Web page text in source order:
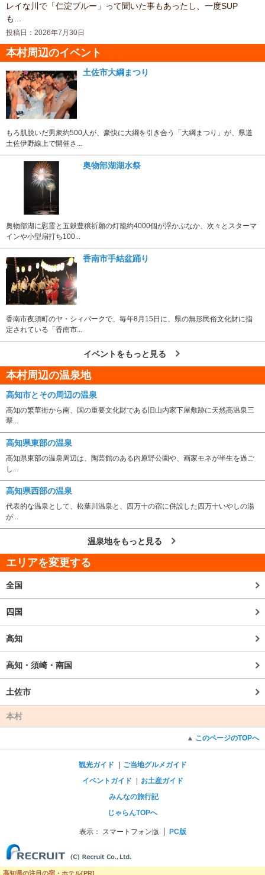
レイな川で「仁淀ブルー」って聞いた事もあったし、一度SUP
も...
投稿日：2026年7月30日
本村周辺のイベント
土佐市大綱まつり
もろ肌脱いだ男衆約500人が、豪快に大綱を引き合う「大綱まつり」が、県道
土佐伊野線上で開催さ...
奥物部湖湖水祭
奥物部湖に慰霊と五穀豊穣祈願の灯籠約4000個が浮かぶなか、次々とスターマ
インや小型扇打ち100...
香南市手結盆踊り
香南市夜須町のヤ・シィパークで、毎年8月15日に、県の無形民俗文化財に指
定されている「香南市...
イベントをもっと見る
本村周辺の温泉地
高知市とその周辺の温泉
高知の繁華街から南、国の重要文化財である旧山内家下屋敷跡に天然高温泉三
翠...
高知県東部の温泉
高知県東部の温泉周辺は、陶芸館のある内原野公園や、画家モネが半生を過ご
し...
高知県西部の温泉
代表的な温泉として、松葉川温泉と、四万十の宿に併設した四万十いやしの湯
が...
温泉地をもっと見る
エリアを変更する
全国
四国
高知
高知・須崎・南国
土佐市
本村
このページのTOPへ
観光ガイド
ご当地グルメガイド
イベントガイド
お土産ガイド
みんなの旅行記
じゃらんTOPへ
表示： スマートフォン版 PC版
高知県の注目の宿・ホテル[PR]